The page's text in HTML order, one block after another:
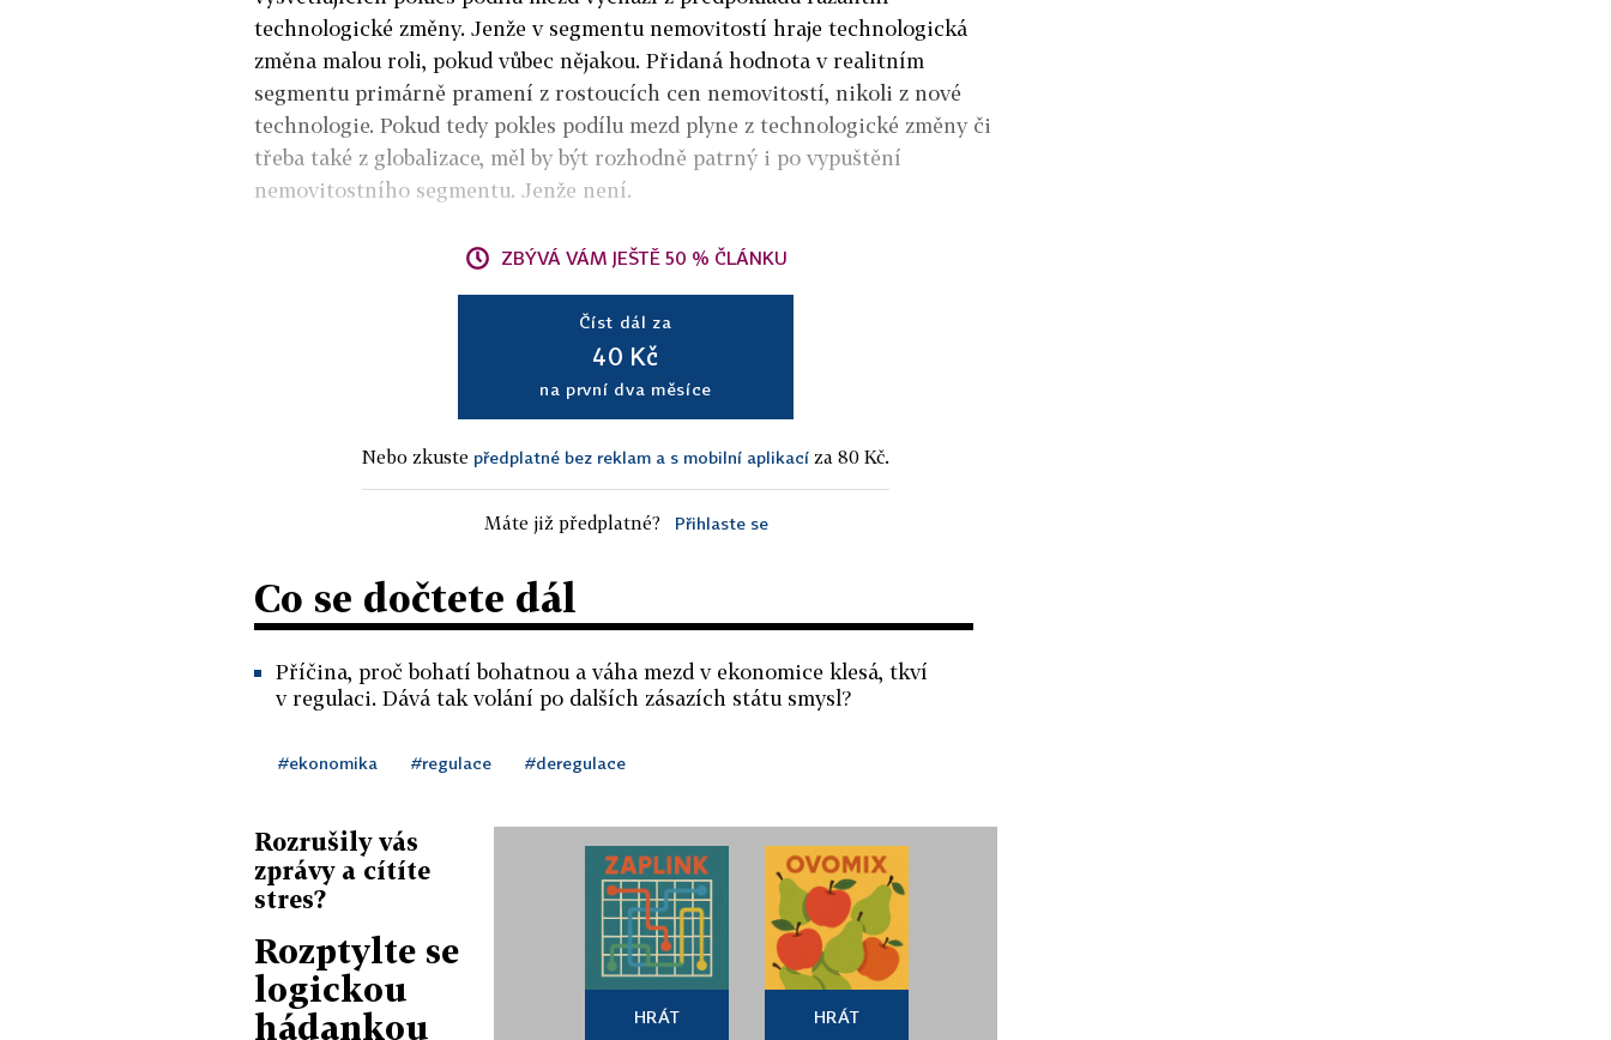
technologické změny. Jenže v segmentu nemovitostí hraje technologická
změna malou roli, pokud vůbec nějakou. Přidaná hodnota v realitním
segmentu primárně pramení z rostoucích cen nemovitostí, nikoli z nové
technologie. Pokud tedy pokles podílu mezd plyne z technologické změny či
třeba také z globalizace, měl by být rozhodně patrný i po vypuštění
nemovitostního segmentu. Jenže není.
ZBÝVÁ VÁM JEŠTĚ 50 % ČLÁNKU
Číst dál za
40 Kč
na první dva měsíce
Nebo zkuste předplatné bez reklam a s mobilní aplikací za 80 Kč.
Máte již předplatné? Přihlaste se
Co se dočtete dál
Příčina, proč bohatí bohatnou a váha mezd v ekonomice klesá, tkví
v regulaci. Dává tak volání po dalších zásazích státu smysl?
#ekonomika #regulace #deregulace
Rozrušily vás
zprávy a cítíte
stres?
Rozptylte se
logickou
hádankou
HRÁT HRÁT